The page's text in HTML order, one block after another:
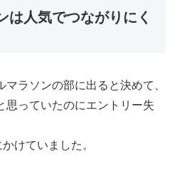
は人気でつながりにく
ラソンの部に出ると決めて、
思っていたのにエントリー失
けていました。